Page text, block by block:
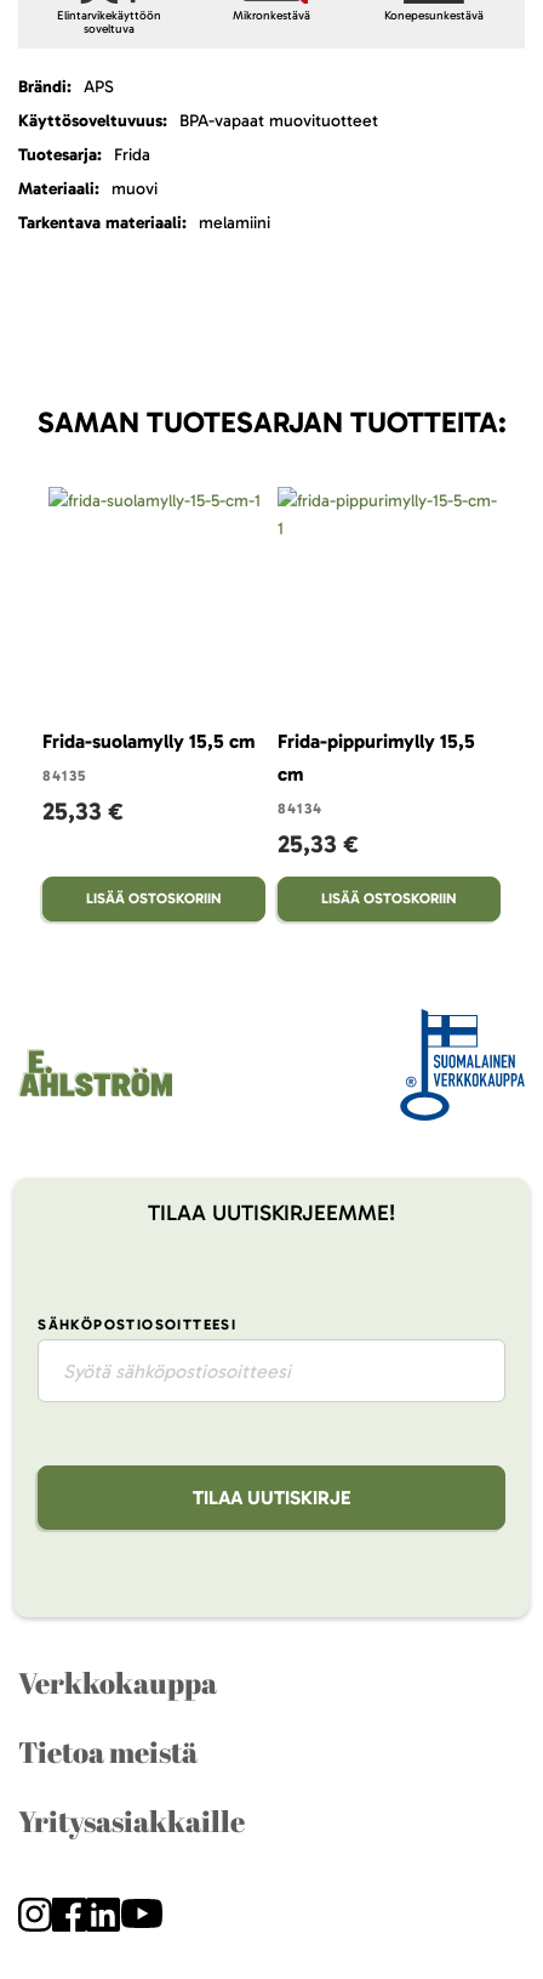
Elintarvikekäyttöön
soveltuva
Mikronkestävä Konepesunkestävä
LisätietojaAPS
BPA-vapaat muovituotteet
Frida
muovi
melamiini
SAMAN TUOTESARJAN TUOTTEITA:
Frida-suolamylly 15,5 cm
84135
25,33 €
LISÄÄ OSTOSKORIIN
Frida-pippurimylly 15,5
cm
84134
25,33 €
LISÄÄ OSTOSKORIIN
TILAA UUTISKIRJEEMME!
SÄHKÖPOSTIOSOITTEESI
TILAA UUTISKIRJE
Verkkokauppa
Tietoa meistä
Yritysasiakkaille